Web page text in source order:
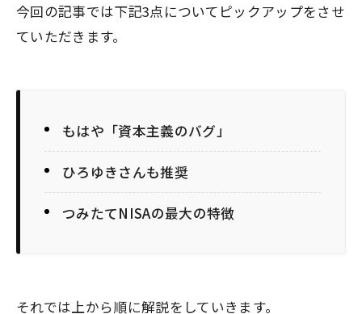
今回の記事では下記3点についてピックアップをさせ
ていただきます。
もはや「資本主義のバグ」
ひろゆきさんも推奨
つみたてNISAの最大の特徴
それでは上から順に解説をしていきます。